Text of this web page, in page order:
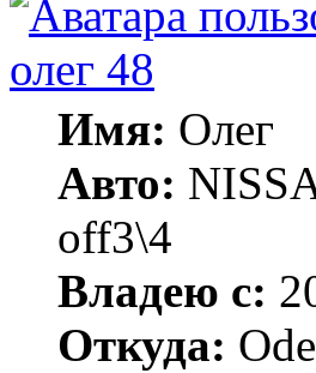
олег 48
Имя: Олег
Авто:
off3\4
Владею с:
Откуда: